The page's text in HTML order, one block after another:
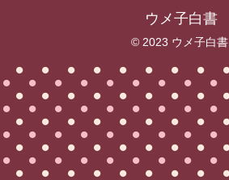
ウメ子白書
© 2023 ウメ子白書.